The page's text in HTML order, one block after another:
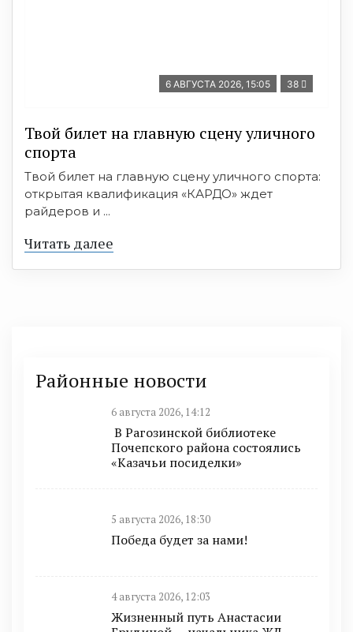
6 АВГУСТА 2026, 15:05 38
Твой билет на главную сцену уличного
спорта
Твой билет на главную сцену уличного спорта:
открытая квалификация «КАРДО» ждет
райдеров и ...
Читать далее
Районные новости
6 августа 2026, 14:12
В Рагозинской библиотеке
Почепского района состоялись
«Казачьи посиделки»
5 августа 2026, 18:30
Победа будет за нами!
4 августа 2026, 12:03
Жизненный путь Анастасии